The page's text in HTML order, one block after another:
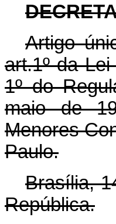
Artigo
art.1º da
1º do
maio de
Menores
Paulo.
Brasília,
República.